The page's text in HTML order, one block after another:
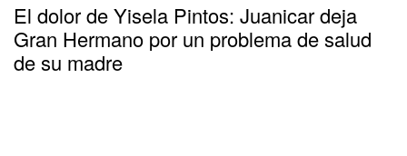
El dolor de Yisela Pintos: Juanicar deja
Gran Hermano por un problema de salud
de su madre